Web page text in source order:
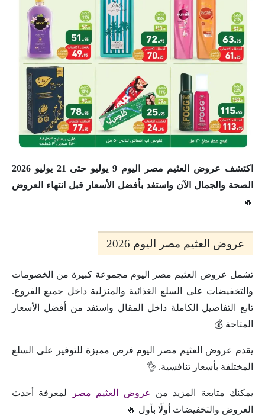
اكتشف عروض العثيم مصر اليوم 9 يوليو حتى 21 يوليو 2026
الصحة والجمال الآن واستفد بأفضل الأسعار قبل انتهاء العروض
🔥
عروض العثيم مصر اليوم 2026
تشمل عروض العثيم مصر اليوم مجموعة كبيرة من الخصومات
والتخفيضات على السلع الغذائية والمنزلية داخل جميع الفروع.
تابع التفاصيل الكاملة داخل المقال واستفد من أفضل الأسعار
المتاحة 💰
يقدم عروض العثيم مصر اليوم فرص مميزة للتوفير على السلع
المختلفة بأسعار تنافسية. 👌
يمكنك متابعة المزيد من عروض العثيم مصر
لمعرفة أحدث
العروض والتخفيضات أولًا بأول 🔥